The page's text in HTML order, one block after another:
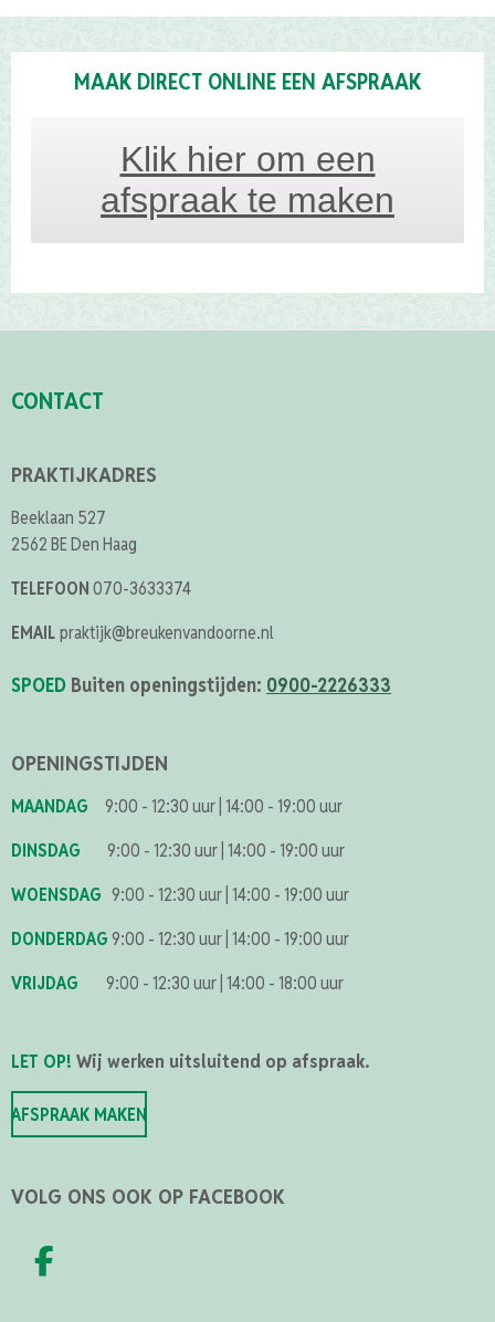
MAAK DIRECT ONLINE EEN AFSPRAAK
Klik hier om een
afspraak te maken
CONTACT
PRAKTIJKADRES
Beeklaan 527
2562 BE Den Haag
TELEFOON070-3633374
EMAILpraktijk@breukenvandoorne.nl
SPOED Buiten openingstijden: 0900-2226333
OPENINGSTIJDEN
MAANDAG 9:00 - 12:30 uur 14:00 - 19:00 uur
DINSDAG
9:00 - 12:30 uur 14:00 - 19:00 uur
WOENSDAG 9:00 - 12:30 uur 14:00 - 19:00 uur
DONDERDAG9:00 - 12:30 uur 14:00 - 19:00 uur
VRIJDAG
9:00 - 12:30 uur 14:00 - 18:00 uur
LET OP! Wij werken uitsluitend op afspraak.
AFSPRAAK MAKEN
VOLG ONS OOK OP FACEBOOK
F